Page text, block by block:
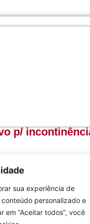
sua experiência de
personalizado e
em “Aceitar todos”, você
p/